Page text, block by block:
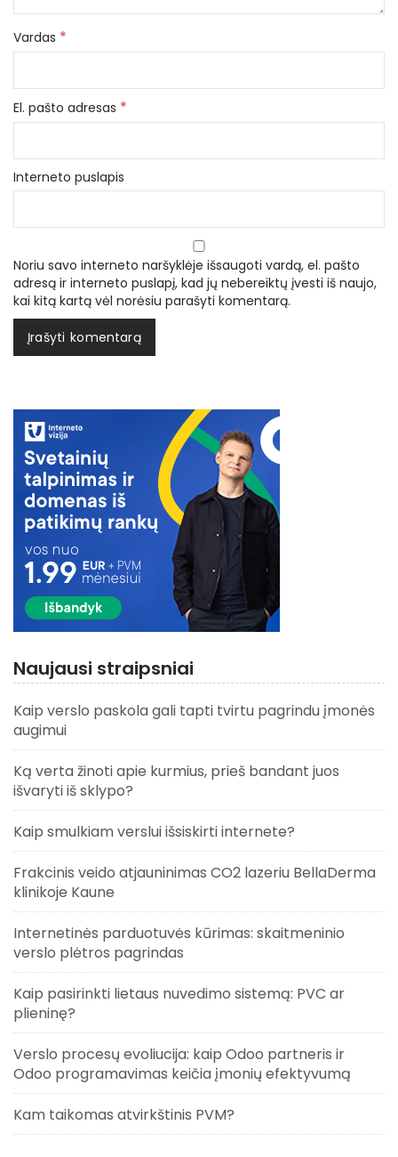
Vardas *
El. pašto adresas *
Interneto puslapis
Noriu savo interneto naršyklėje išsaugoti vardą, el. pašto
adresą ir interneto puslapį, kad jų nebereiktų įvesti iš naujo,
kai kitą kartą vėl norėsiu parašyti komentarą.
Naujausi straipsniai
Kaip verslo paskola gali tapti tvirtu pagrindu įmonės
augimui
Ką verta žinoti apie kurmius, prieš bandant juos
išvaryti iš sklypo?
Kaip smulkiam verslui išsiskirti internete?
Frakcinis veido atjauninimas CO2 lazeriu BellaDerma
klinikoje Kaune
Internetinės parduotuvės kūrimas: skaitmeninio
verslo plėtros pagrindas
Kaip pasirinkti lietaus nuvedimo sistemą: PVC ar
plieninę?
Verslo procesų evoliucija: kaip Odoo partneris ir
Odoo programavimas keičia įmonių efektyvumą
Kam taikomas atvirkštinis PVM?